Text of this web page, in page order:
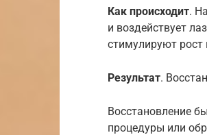
Как происходит.
и воздействует
стимулируют
Результат.
Восстановление
процедуры или